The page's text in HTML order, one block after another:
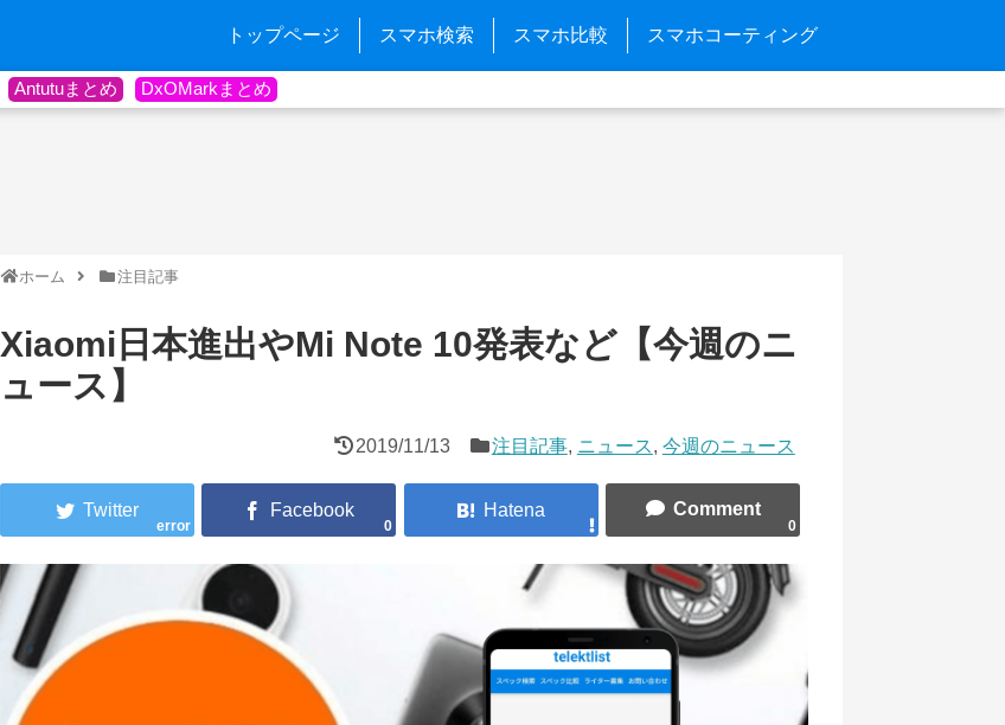
トップページ スマホ検索 スマホ比較 スマホコーティング
Antutuまとめ DxOMarkまとめ
ホーム 注目記事
Xiaomi日本進出やMi Note 10発表など【今週のニ
ュース】
2019/11/13 注目記事, ニュース, 今週のニュース
error 0 0